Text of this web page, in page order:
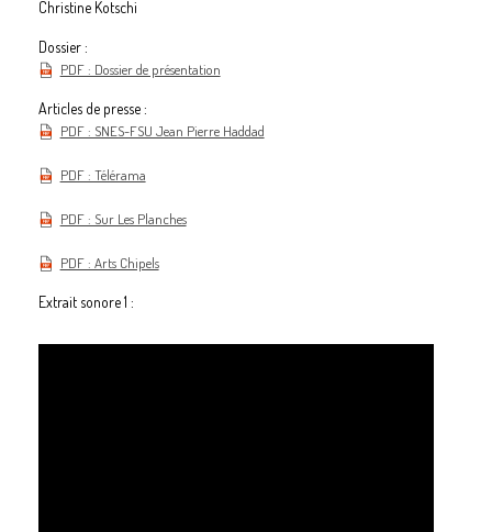
Christine Kotschi
Dossier :
PDF : Dossier de présentation
Articles de presse :
PDF : SNES-FSU Jean Pierre Haddad
PDF : Télérama
PDF : Sur Les Planches
PDF : Arts Chipels
Extrait sonore 1 :